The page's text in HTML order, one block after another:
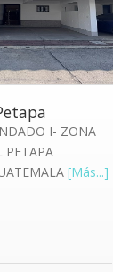
I- ZONA
PETAPA
[Más...]